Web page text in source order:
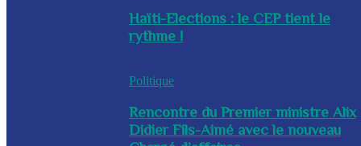
Haïti-Elections : le CEP tient le
rythme !
Politique
Rencontre du Premier ministre Alix
Didier Fils-Aimé avec le nouveau